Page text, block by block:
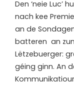
Den ‘neie Luc’
nach kee
an de
batteren an
Lëtzebuerger:
géing ginn. An